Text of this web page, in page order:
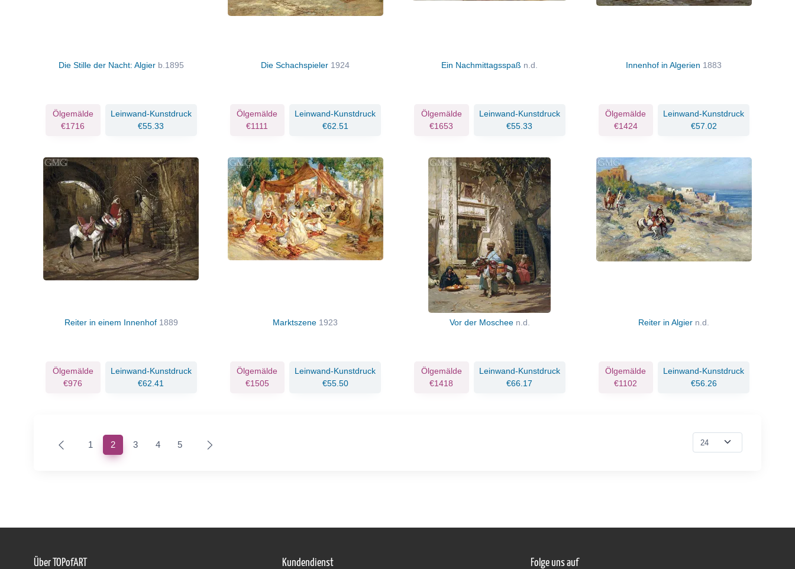
Die Stille der Nacht: Algier b.1895
Ölgemälde
€1716
Leinwand-Kunstdruck
€55.33
Die Schachspieler 1924
Ölgemälde
€1111
Leinwand-Kunstdruck
€62.51
Ein Nachmittagsspaß n.d.
Ölgemälde
€1653
Leinwand-Kunstdruck
€55.33
Innenhof in Algerien 1883
Ölgemälde
€1424
Leinwand-Kunstdruck
€57.02
Reiter in einem Innenhof 1889
Ölgemälde
€976
Leinwand-Kunstdruck
€62.41
Marktszene 1923
Ölgemälde
€1505
Leinwand-Kunstdruck
€55.50
Vor der Moschee n.d.
Ölgemälde
€1418
Leinwand-Kunstdruck
€66.17
Reiter in Algier n.d.
Ölgemälde
€1102
Leinwand-Kunstdruck
€56.26
1 2(current)
3 4 5
Über TOPofART Kundendienst Folge uns auf